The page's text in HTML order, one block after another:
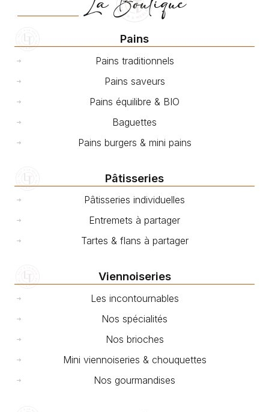
Pains
Pains traditionnels
Pains saveurs
Pains équilibre & BIO
Baguettes
Pains burgers & mini pains
Pâtisseries
Pâtisseries individuelles
Entremets à partager
Tartes & flans à partager
Viennoiseries
Les incontournables
Nos spécialités
Nos brioches
Mini viennoiseries & chouquettes
Nos gourmandises